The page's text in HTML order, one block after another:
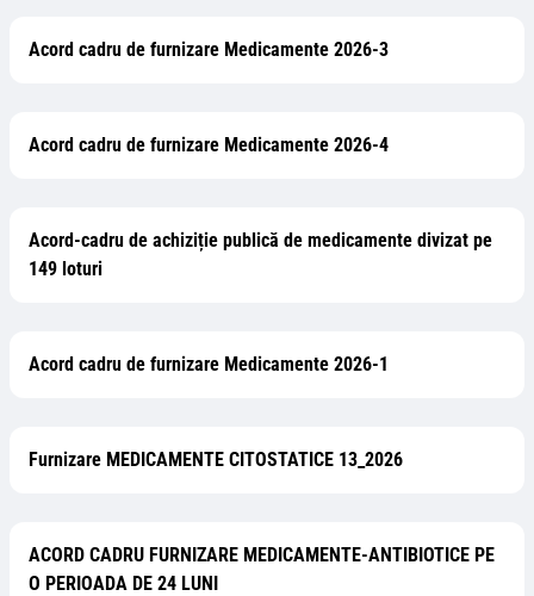
Acord cadru de furnizare Medicamente 2026-3
Acord cadru de furnizare Medicamente 2026-4
Acord-cadru de achiziție publică de medicamente divizat pe
149 loturi
Acord cadru de furnizare Medicamente 2026-1
Furnizare MEDICAMENTE CITOSTATICE 13_2026
ACORD CADRU FURNIZARE MEDICAMENTE-ANTIBIOTICE PE
O PERIOADA DE 24 LUNI